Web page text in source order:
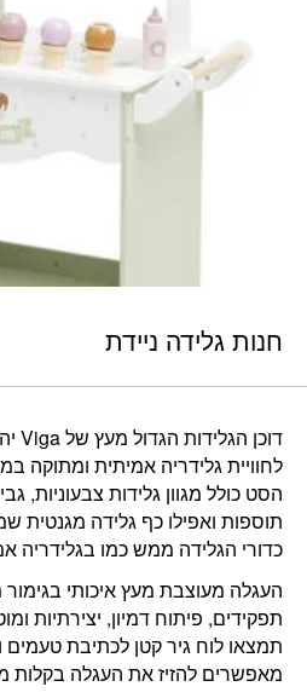
חנות גלידה ניידת
דוכן הגלידות הגדול מעץ שלViga
לחוויית גלידריה אמיתית ומתוקה
הסט כולל מגוון גלידות צבעוניות,
תוספות ואפילו כף גלידה מגנטית
כדורי הגלידה ממש כמו בגלידריה
העגלה מעוצבת מעץ איכותי
תפקידים, פיתוח דמיון, יצירתיות
תמצאו לוח גיר קטן לכתיבת טעמים
מאפשרים להזיז את העגלה בקלות